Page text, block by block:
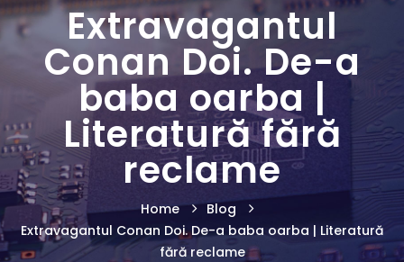
Extravagantul
Conan Doi. De-a
baba oarba |
Literatură fără
reclame
Home
Blog
Extravagantul Conan Doi. De-a baba oarba | Literatură
fără reclame